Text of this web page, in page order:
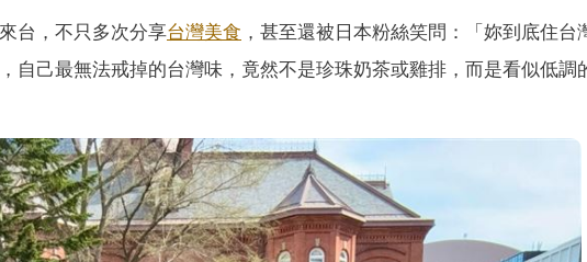
台，不只多次分享台灣美食 ，甚至還被日本粉絲笑問：「妳到底住台
自己最無法戒掉的台灣味，竟然不是珍珠奶茶或雞排，而是看似低調